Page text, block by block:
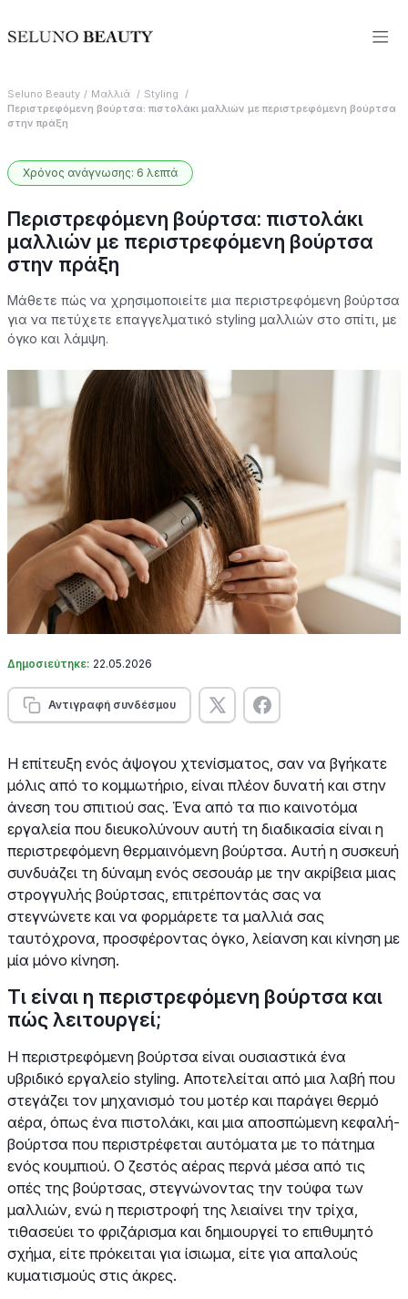
Seluno Beauty Μαλλιά
Styling
Περιστρεφόμενη βούρτσα: πιστολάκι μαλλιών με περιστρεφόμενη βούρτσα
στην πράξη
Χρόνος ανάγνωσης: 6 λεπτά
Περιστρεφόμενη βούρτσα: πιστολάκι
μαλλιών με περιστρεφόμενη βούρτσα
στην πράξη
Μάθετε πώς να χρησιμοποιείτε μια περιστρεφόμενη βούρτσα
για να πετύχετε επαγγελματικό styling μαλλιών στο σπίτι, με
όγκο και λάμψη.
Δημοσιεύτηκε: 22.05.2026
Αντιγραφή συνδέσμου
Η επίτευξη ενός άψογου χτενίσματος, σαν να βγήκατε
μόλις από το κομμωτήριο, είναι πλέον δυνατή και στην
άνεση του σπιτιού σας. Ένα από τα πιο καινοτόμα
εργαλεία που διευκολύνουν αυτή τη διαδικασία είναι η
περιστρεφόμενη θερμαινόμενη βούρτσα. Αυτή η συσκευή
συνδυάζει τη δύναμη ενός σεσουάρ με την ακρίβεια μιας
στρογγυλής βούρτσας, επιτρέποντάς σας να
στεγνώνετε και να φορμάρετε τα μαλλιά σας
ταυτόχρονα, προσφέροντας όγκο, λείανση και κίνηση με
μία μόνο κίνηση.
Τι είναι η περιστρεφόμενη βούρτσα και
πώς λειτουργεί;
Η περιστρεφόμενη βούρτσα είναι ουσιαστικά ένα
υβριδικό εργαλείο styling. Αποτελείται από μια λαβή που
στεγάζει τον μηχανισμό του μοτέρ και παράγει θερμό
αέρα, όπως ένα πιστολάκι, και μια αποσπώμενη κεφαλή-
βούρτσα που περιστρέφεται αυτόματα με το πάτημα
ενός κουμπιού. Ο ζεστός αέρας περνά μέσα από τις
οπές της βούρτσας, στεγνώνοντας την τούφα των
μαλλιών, ενώ η περιστροφή της λειαίνει την τρίχα,
τιθασεύει το φριζάρισμα και δημιουργεί το επιθυμητό
σχήμα, είτε πρόκειται για ίσιωμα, είτε για απαλούς
κυματισμούς στις άκρες.